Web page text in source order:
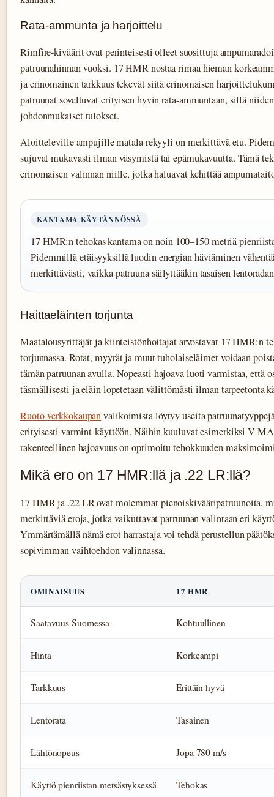
Rata-ammunta ja harjoittelu
Rimfire-kiväärit ovat perinteisesti olleet suosittuja
patruunahinnan vuoksi. 17 HMR nostaa rimaa hieman
ja erinomainen tarkkuus tekevät siitä erinomaisen
patruunat soveltuvat erityisen hyvin rata-ammuntaan, sillä
johdonmukaiset tulokset.
Aloitteleville ampujille matala rekyyli on merkittävä etu.
sujuvat mukavasti ilman väsymistä tai epämukavuutta. Tämä
erinomaisen valinnan niille, jotka haluavat kehittää
KANTAMA KÄYTÄNNÖSSÄ
17 HMR:n tehokas kantama on noin 100–150 metriä
Pidemmillä etäisyyksillä luodin energian häviäminen
merkittävästi, vaikka patruuna säilyttääkin tasaisen
Haittaeläinten torjunta
Maatalousyrittäjät ja kiinteistönhoitajat arvostavat 17 HMR:n
torjunnassa. Rotat, myyrät ja muut tuholaiseläimet voidaan
tämän patruunan avulla. Nopeasti hajoava luoti varmistaa, että
täsmällisesti ja eläin lopetetaan välittömästi ilman tarpeetonta
Ruoto-verkkokaupanvalikoimista löytyy useita
erityisesti varmint-käyttöön. Näihin kuuluvat esimerkiksi V-
rakenteellinen hajoavuus on optimoitu tehokkuuden
Mikä ero on 17 HMR:llä ja .22 LR:llä?
17 HMR ja .22 LR ovat molemmat pienoiskivääripatruunoita,
merkittäviä eroja, jotka vaikuttavat patruunan valintaan eri
Ymmärtämällä nämä erot harrastaja voi tehdä perustellun
sopivimman vaihtoehdon valinnassa.
OMINAISUUS 17 HMR
Saatavuus Suomessa Kohtuullinen
Hinta Korkeampi
Tarkkuus Erittäin hyvä
Lentorata Tasainen
Lähtönopeus Jopa 780 m/s
Käyttö pienriistan metsästyksessä Tehokas